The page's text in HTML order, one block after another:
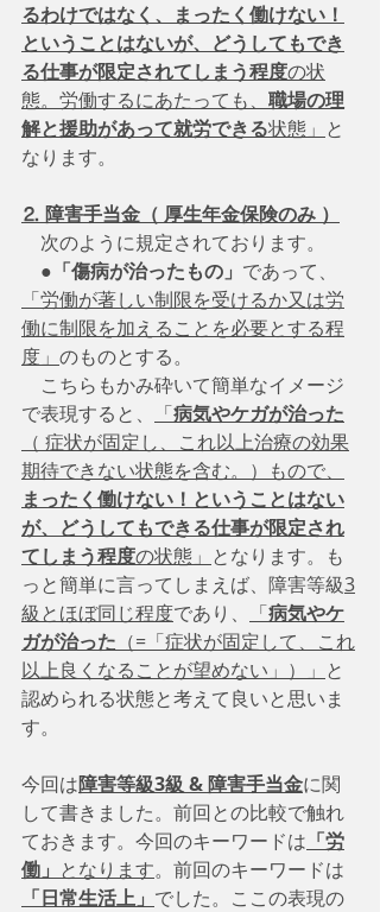
るわけではなく、まったく働けない！
ということはないが、どうしてもでき
る仕事が限定されてしまう程度の状
態。労働するにあたっても、 職場の理
解と援助があって就労できる状態」 と
なります。
⒉ 障害手当金（ 厚生年金保険のみ ）
次のように規定されております。
● 「傷病が治ったもの」 であって、
「労働が著しい制限を受けるか又は労
働に制限を加えることを必要とする程
度」 のものとする。
こちらもかみ砕いて簡単なイメージ
で表現すると、
「病気やケガが治った
（ 症状が固定し、これ以上治療の効果
期待できない状態を含む。）もので、
まったく働けない！ということはない
が、どうしてもできる仕事が限定され
てしまう程度の状態」 となります。も
っと簡単に言ってしまえば、障害等級3
級とほぼ同じ程度であり、 「病気やケ
ガが治った （=「症状が固定して、これ
以上良くなることが望めない」）」 と
認められる状態と考えて良いと思いま
す。
今回は障害等級3級 & 障害手当金に関
して書きました。前回との比較で触れ
ておきます。今回のキーワードは 「労
働」 となります。前回のキーワードは
「日常生活上」 でした。ここの表現の